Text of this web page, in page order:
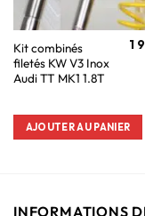
Kit combinés
filetés KW V3 Inox
Audi TT MK1 1.8T
1
AJOUTER AU PANIER
INFORMATIONS